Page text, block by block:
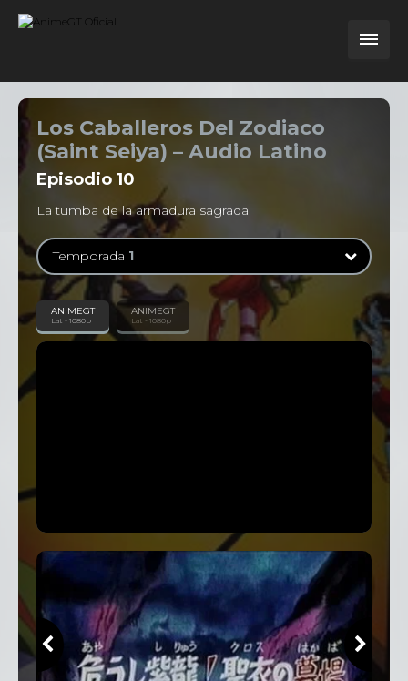
Los Caballeros Del Zodiaco
(Saint Seiya) – Audio Latino
Episodio 10
La tumba de la armadura sagrada
Temporada 1
Temporada1
114 Episodios
ANIMEGT
Lat - 1080p
ANIMEGT
Lat - 1080p